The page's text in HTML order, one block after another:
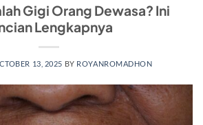
Gigi Orang Dewasa? Ini
Lengkapnya
13, 2025 BY ROYANROMADHON